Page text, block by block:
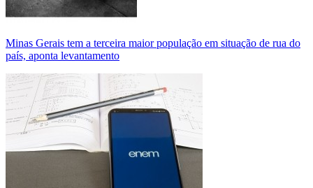
Minas Gerais tem a terceira maior população em situação de rua do
país, aponta levantamento